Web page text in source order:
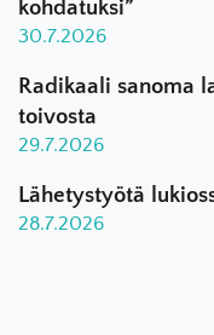
kohdatuksi”
30.7.2026
Radikaali sanoma
toivosta
29.7.2026
Lähetystyötä
28.7.2026